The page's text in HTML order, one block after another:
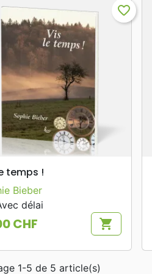
search APERÇU RAPIDE
favorite_border
temps !
Bieber
délai
CHF shopping_cart
1-5 de 5 article(s)